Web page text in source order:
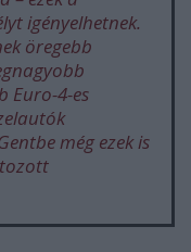
igényelhetnek.
öregebb
Euro-4-es
még ezek is